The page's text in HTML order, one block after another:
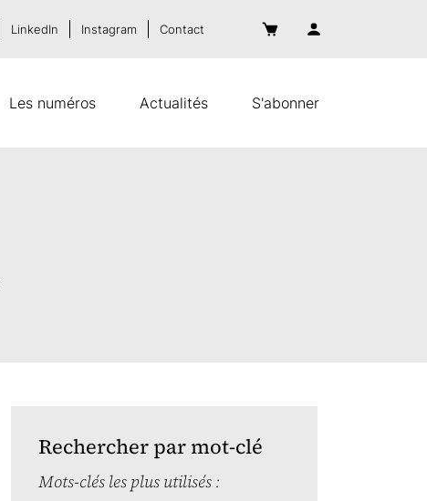
Les numéros Actualités S'abonner
LinkedIn Instagram Contact
Rechercher par mot-clé
Mots-clés les plus utilisés :